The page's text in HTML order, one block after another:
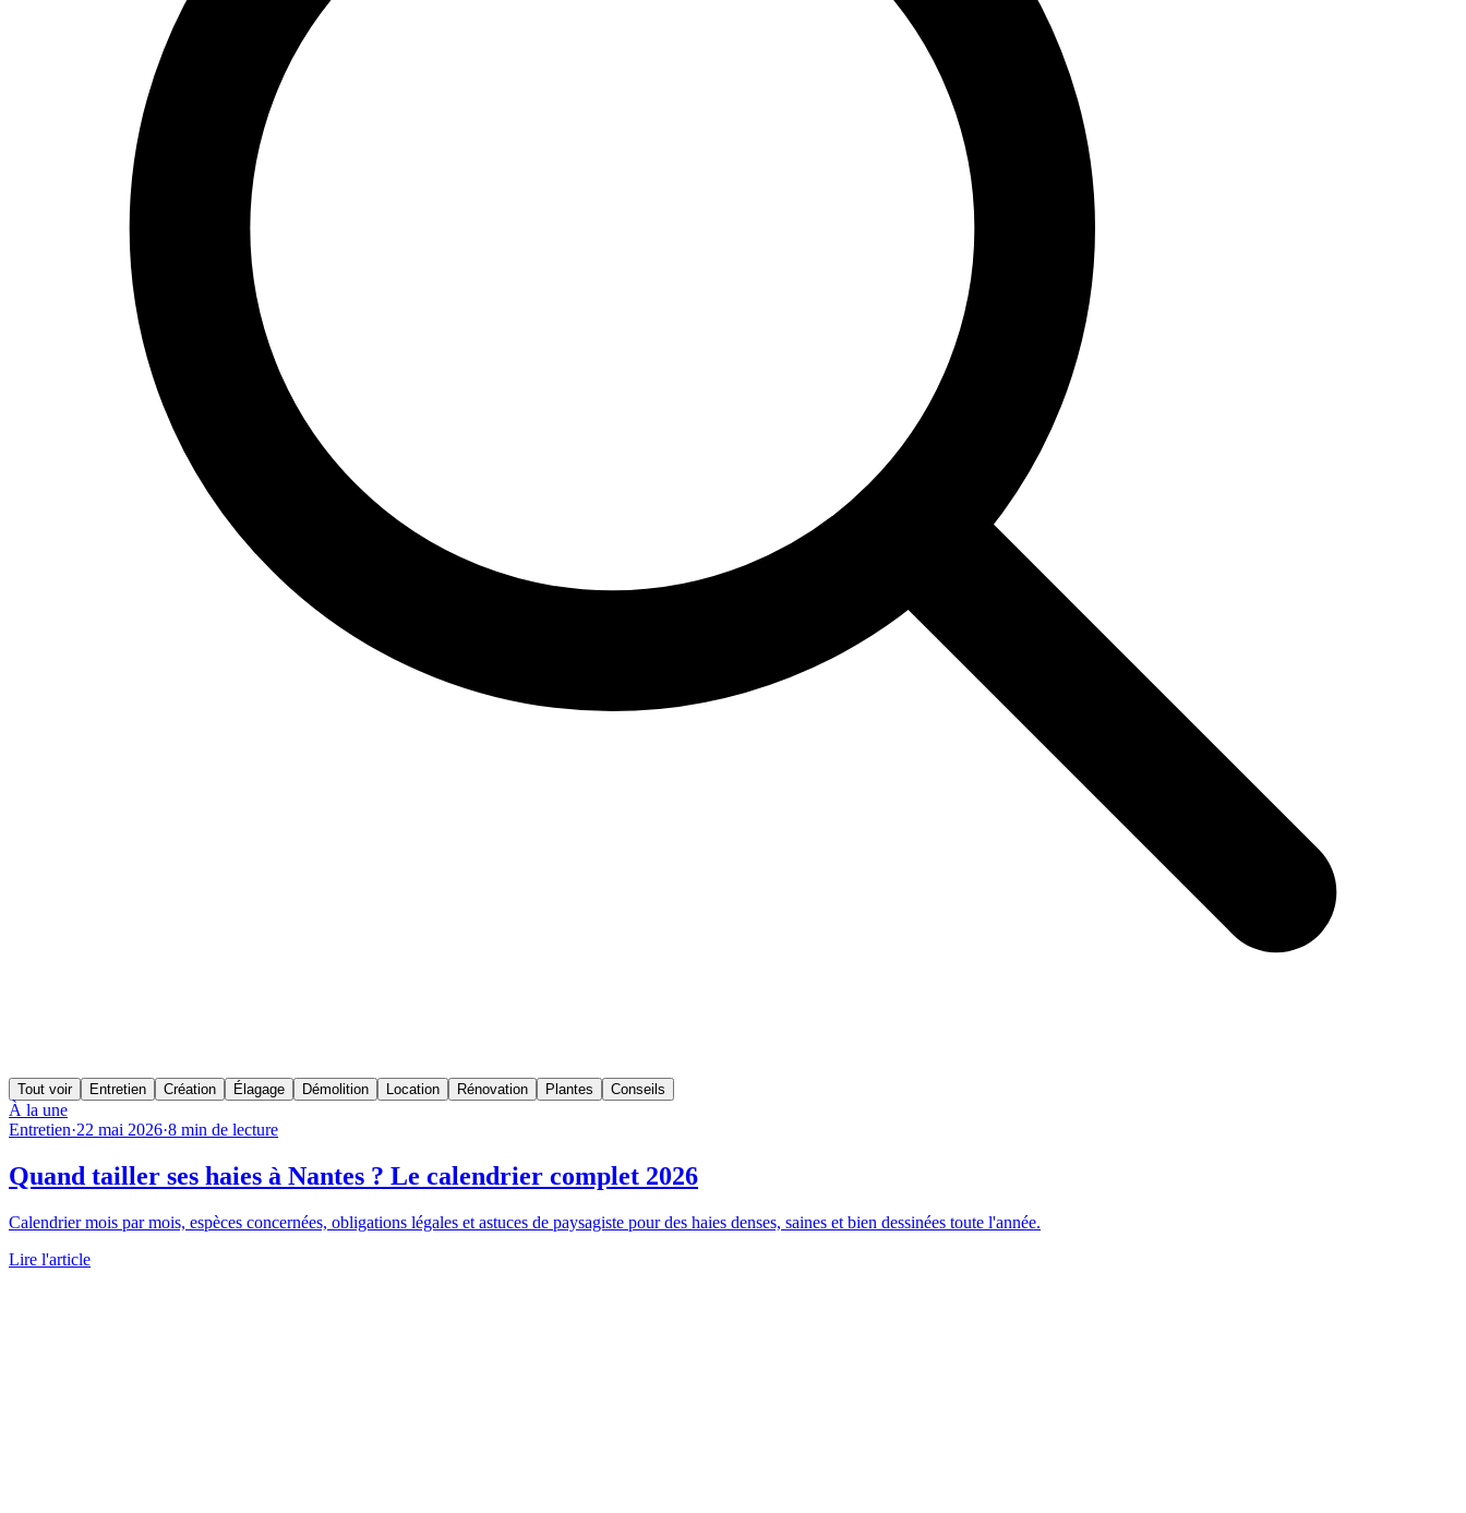
Tout voir Entretien Création Élagage Démolition Location Rénovation Plantes Conseils
À la une
Entretien·22 mai 2026·8 min de lecture
Quand tailler ses haies à Nantes ? Le calendrier complet 2026
Calendrier mois par mois, espèces concernées, obligations légales et astuces de paysagiste pour des haies denses, saines et bien dessinées toute l'année.
Lire l'article